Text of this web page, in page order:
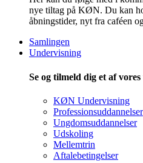
nye tiltag på KØN. Du kan
åbningstider, nyt fra caféen
Samlingen
Undervisning
Se og tilmeld dig et af
KØN Undervisning
Professionsuddannelser
Ungdomsuddannelser
Udskoling
Mellemtrin
Aftalebetingelser